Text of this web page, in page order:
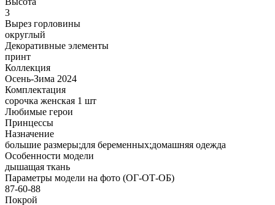
3
Вырез горловины
округлый
Декоративные элементы
принт
Коллекция
Осень-Зима 2024
Комплектация
сорочка женская 1 шт
Любимые герои
Принцессы
Назначение
большие размеры;для беременных;домашняя одежда
Особенности модели
дышащая ткань
Параметры модели на фото (ОГ-ОТ-ОБ)
87-60-88
Покрой